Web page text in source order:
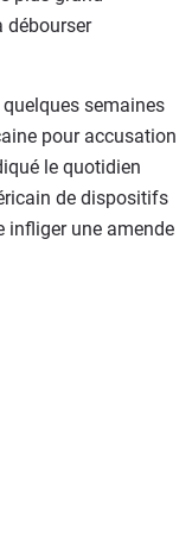
débourser
semaines
pour accusation
le quotidien
de dispositifs
infliger une amende